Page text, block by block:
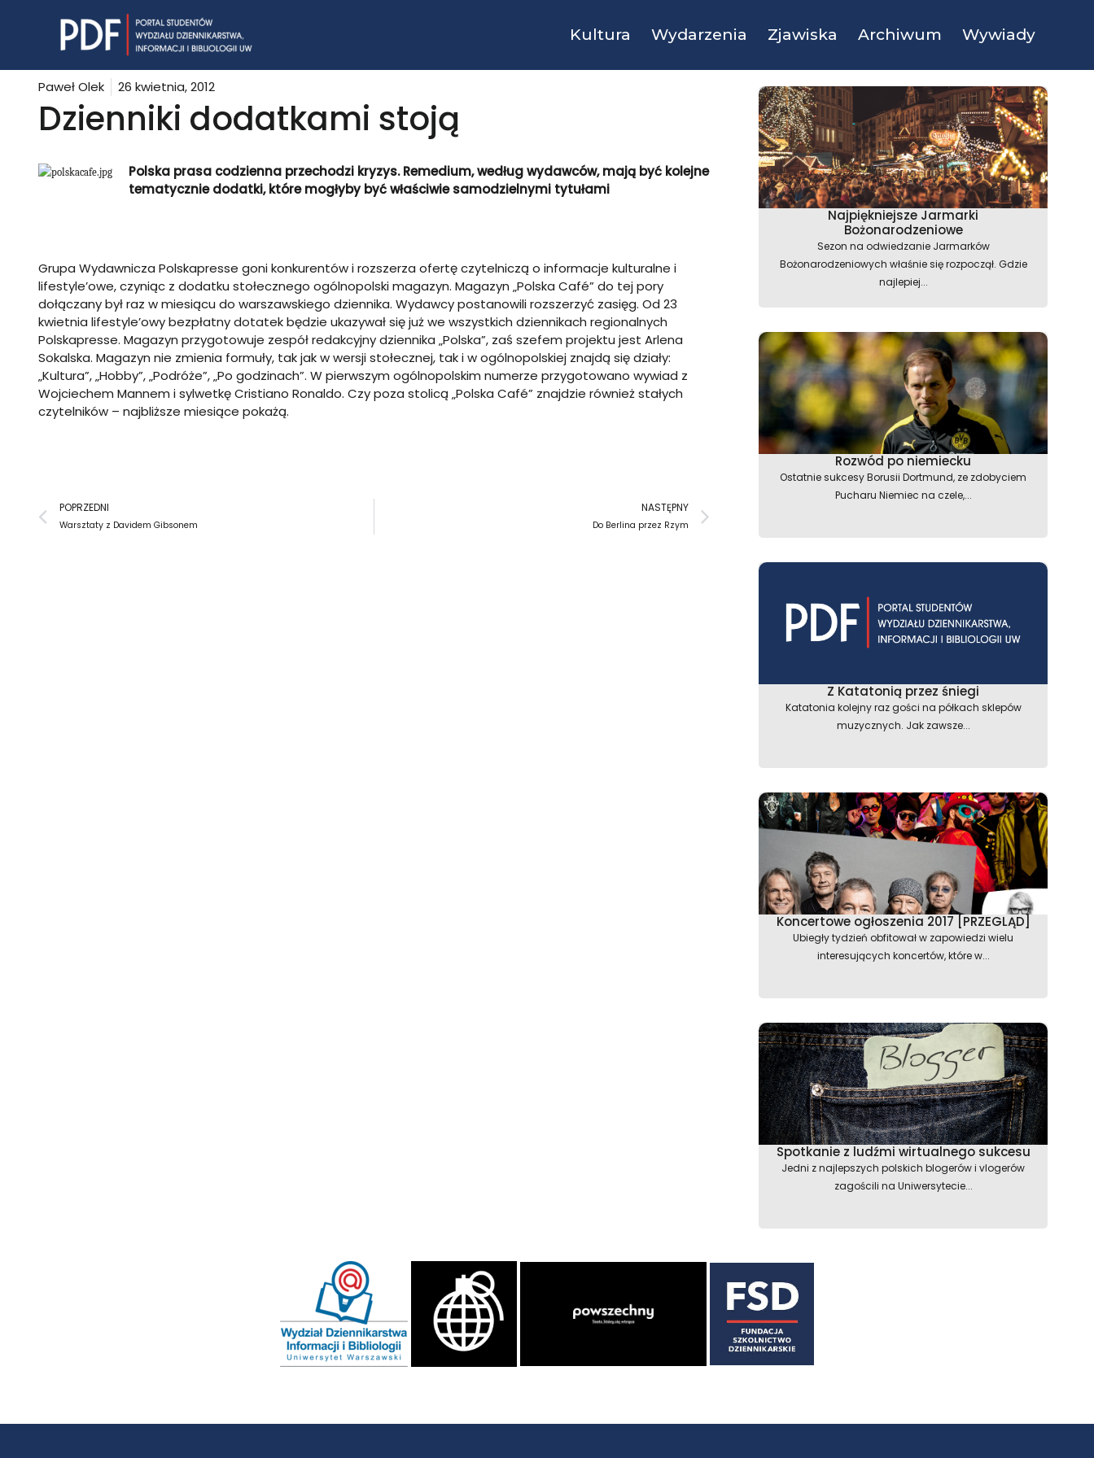
Kultura Wydarzenia Zjawiska Archiwum Wywiady
Paweł Olek 26 kwietnia, 2012
Dzienniki dodatkami stoją
Polska prasa codzienna przechodzi kryzys. Remedium, według wydawców, mają być kolejne
tematycznie dodatki, które mogłyby być właściwie samodzielnymi tytułami
Grupa Wydawnicza Polskapresse goni konkurentów irozszerza ofertę czytelniczą o informacje kulturalne i
lifestyle’owe, czyniąc z dodatku stołecznego ogólnopolski magazyn. Magazyn „Polska Café” do tej pory
dołączany był raz w miesiącu do warszawskiego dziennika. Wydawcy postanowili rozszerzyć zasięg. Od 23
kwietnia lifestyle’owy bezpłatny dotatek będzie ukazywał się już we wszystkich dziennikach regionalnych
Polskapresse. Magazyn przygotowuje zespół redakcyjny dziennika „Polska”, zaś szefem projektu jest Arlena
Sokalska. Magazyn nie zmienia formuły, tak jak w wersji stołecznej, tak i w ogólnopolskiej znajdą się działy:
„Kultura”, „Hobby”, „Podróże”, „Po godzinach”. W pierwszym ogólnopolskim numerze przygotowano wywiad z
Wojciechem Mannem i sylwetkę Cristiano Ronaldo. Czy poza stolicą „Polska Café” znajdzie również stałych
czytelników – najbliższe miesiące pokażą.
Prev
POPRZEDNI
Warsztaty z Davidem Gibsonem
NASTĘPNY
Do Berlina przez Rzym
Najpiękniejsze Jarmarki
Bożonarodzeniowe
Sezon na odwiedzanie Jarmarków
Bożonarodzeniowych właśnie się rozpoczął. Gdzie
najlepiej...
Rozwód po niemiecku
Ostatnie sukcesy Borusii Dortmund, ze zdobyciem
Pucharu Niemiec na czele,...
Z Katatonią przez śniegi
Katatonia kolejny raz gości na półkach sklepów
muzycznych. Jak zawsze...
Koncertowe ogłoszenia 2017 [PRZEGLĄD]
Ubiegły tydzień obfitował w zapowiedzi wielu
interesujących koncertów, które w...
Spotkanie z ludźmi wirtualnego sukcesu
Jedni z najlepszych polskich blogerów i vlogerów
zagościli na Uniwersytecie...